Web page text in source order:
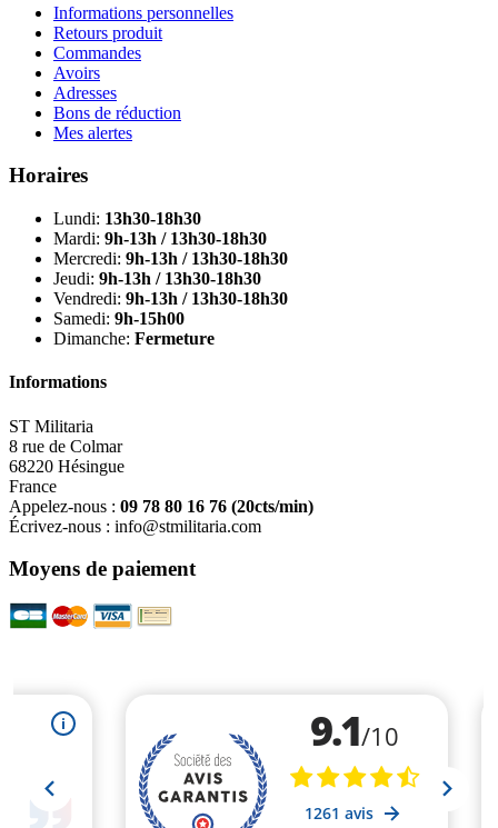
Informations personnelles
Retours produit
Commandes
Avoirs
Adresses
Bons de réduction
Mes alertes
Horaires
Lundi: 13h30-18h30
Mardi: 9h-13h / 13h30-18h30
Mercredi: 9h-13h / 13h30-18h30
Jeudi: 9h-13h / 13h30-18h30
Vendredi: 9h-13h / 13h30-18h30
Samedi: 9h-15h00
Dimanche: Fermeture
Informations
ST Militaria
8 rue de Colmar
68220 Hésingue
France
Appelez-nous : 09 78 80 16 76 (20cts/min)
Écrivez-nous : info@stmilitaria.com
Moyens de paiement